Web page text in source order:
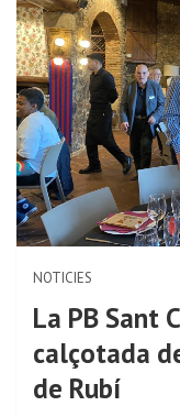
NOTICIES
La PB Sant
calçotada
de Rubí